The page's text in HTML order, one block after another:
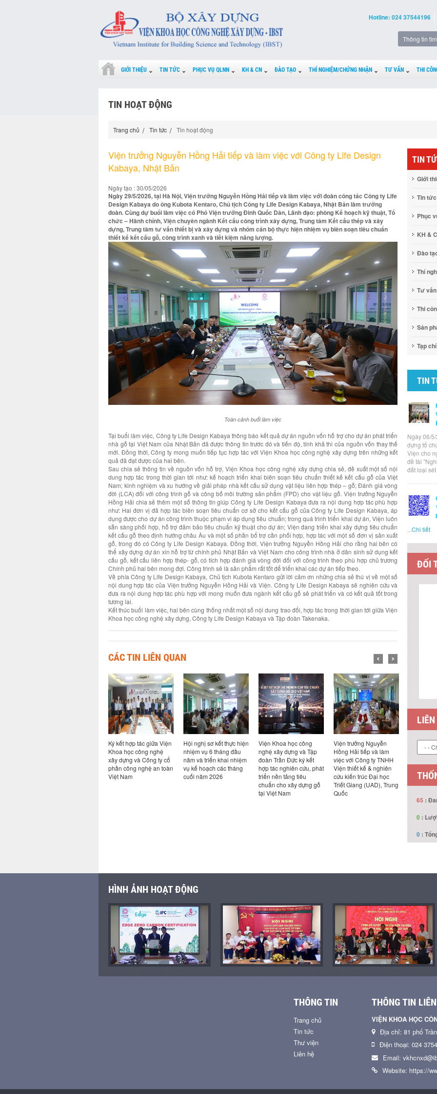
Hotline: 024 37544196
GIỚI THIỆU TIN TỨC PHỤC VỤ QLNN KH & CN ĐÀO TẠO THÍ NGHIỆM/CHỨNG NHẬN TƯ VẤN THI
TIN HOẠT ĐỘNG
Trang chủ Tin tức Tin hoạt động
Viện trưởng Nguyễn Hồng Hải tiếp và làm việc với Công ty Life Design
Kabaya, Nhật Bản
Ngày tạo : 30/05/2026
Ngày 29/5/2026, tại Hà Nội, Viện trưởng Nguyễn Hồng Hải tiếp và làm việc với đoàn công tác Công ty Life
Design Kabaya do ông Kubota Kentaro, Chủ tịch Công ty Life Design Kabaya, Nhật Bản làm trưởng
đoàn. Cùng dự buổi làm việc có Phó Viện trưởng Đinh Quốc Dân, Lãnh đạo: phòng Kế hoạch kỹ thuật, Tổ
chức – Hành chính, Viện chuyên ngành Kết cấu công trình xây dựng, Trung tâm Kết cấu thép và xây
dựng, Trung tâm tư vấn thiết bị và xây dựng và nhóm cán bộ thực hiện nhiệm vụ biên soạn tiêu chuẩn
thiết kế kết cấu gỗ, công trình xanh và tiết kiệm năng lượng.
Toàn cảnh buổi làm việc
Tại buổi làm việc, Công ty Life Design Kabaya thông báo kết quả dự án nguồn vốn hỗ trợ cho dự án phát triển
nhà gỗ tại Việt Nam của Nhật Bản đã được thông tin trước đó và tiến độ, tính khả thi của nguồn vốn thay thế
mới. Đồng thời, Công ty mong muốn tiếp tục hợp tác với Viện Khoa học công nghệ xây dựng trên những kết
quả đã đạt được của hai bên.
Sau chia sẻ thông tin về nguồn vốn hỗ trợ, Viện Khoa học công nghệ xây dựng chia sẻ, đề xuất một số nội
dung hợp tác trong thời gian tới như: kế hoạch triển khai biên soạn tiêu chuẩn thiết kế kết cấu gỗ của Việt
Nam; kinh nghiệm và xu hướng về giải pháp nhà kết cấu sử dụng vật liệu liên hợp thép – gỗ; Đánh giá vòng
đời (LCA) đối với công trình gỗ và công bố môi trường sản phẩm (FPD) cho vật liệu gỗ. Viện trưởng Nguyễn
Hồng Hải chia sẻ thêm một số thông tin giúp Công ty Life Design Kabaya đưa ra nội dung hợp tác phù hợp
như: Hai đơn vị đã hợp tác biên soạn tiêu chuẩn cơ sở cho kết cấu gỗ của Công ty Life Design Kabaya, áp
dụng được cho dự án công trình thuộc phạm vi áp dụng tiêu chuẩn; trong quá trình triển khai dự án, Viện luôn
sẵn sàng phối hợp, hỗ trợ đảm bảo tiêu chuẩn kỹ thuật cho dự án; Viện đang triển khai xây dựng tiêu chuẩn
kết cấu gỗ theo định hướng châu Âu và một số phần bổ trợ cần phối hợp, hợp tác với một số đơn vị sản xuất
gỗ, trong đó có Công ty Life Design Kabaya. Đồng thời, Viện trưởng Nguyễn Hồng Hải cho rằng hai bên có
thể xây dựng dự án xin hỗ trợ từ chính phủ Nhật Bản và Việt Nam cho công trình nhà ở dân sinh sử dụng kết
cấu gỗ, kết cấu liên hợp thép- gỗ, có tích hợp đánh giá vòng đời đối với công trình theo phù hợp chủ trương
Chính phủ hai bên mong đợi. Công trình sẽ là sản phẩm rất tốt để triển khai các dự án tiếp theo.
Về phía Công ty Life Design Kabaya, Chủ tịch Kubota Kentaro gửi lời cảm ơn những chia sẻ thú vị về một số
nội dung hợp tác của Viện trưởng Nguyễn Hồng Hải và Viện. Công ty Life Design Kabaya sẽ nghiên cứu và
đưa ra nội dung hợp tác phù hợp với mong muốn đưa ngành kết cấu gỗ sẽ phát triển và có kết quả tốt trong
tương lai.
Kết thúc buổi làm việc, hai bên cùng thống nhất một số nội dung trao đổi, hợp tác trong thời gian tới giữa Viện
Khoa học công nghệ xây dựng, Công ty Life Design Kabaya và Tập đoàn Takenaka.
CÁC TIN LIÊN QUAN
Ký kết hợp tác giữa Viện
Khoa học công nghệ
xây dựng và Công ty cổ
phần công nghệ an toàn
Việt Nam
Hội nghị sơ kết thực hiện
nhiệm vụ 6 tháng đầu
năm và triển khai nhiệm
vụ kế hoạch các tháng
cuối năm 2026
Viện Khoa học công
nghệ xây dựng và Tập
đoàn Trần Đức ký kết
hợp tác nghiên cứu, phát
triển nền tảng tiêu
chuẩn cho xây dựng gỗ
tại Việt Nam
Viện trưởng Nguyễn
Hồng Hải tiếp và làm
việc với Công ty TNHH
Viện thiết kế & nghiên
cứu kiến trúc Đại học
Triết Giang (UAD), Trung
Quốc
Hội thảo
ở xã hội
và giải
Nam”
TIN
Giới
Tin tức
Phục
KH &
Đào
Thí
Tư vấn
Thi
Sản
Tạp chí
TIN
Ngày 06/
dựng tổ
Viện cho
đề tài
đất loại
...Chi tiết
ĐỐI
65 :
0 :
0 :
HÌNH ẢNH HOẠT ĐỘNG
THÔNG TIN
Trang chủ
Tin tức
Thư viện
Liên hệ
THÔNG TIN
VIỆN KHOA HỌC
Địa chỉ: 81 phố
Điện thoại: 024
Email:
Website: https://